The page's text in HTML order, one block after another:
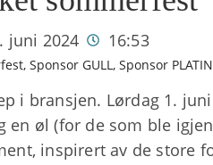
juni 2024 16:53
, Sponsor GULL , Sponsor
i bransjen. Lørdag 1.
øl (for de som ble
inspirert av de store